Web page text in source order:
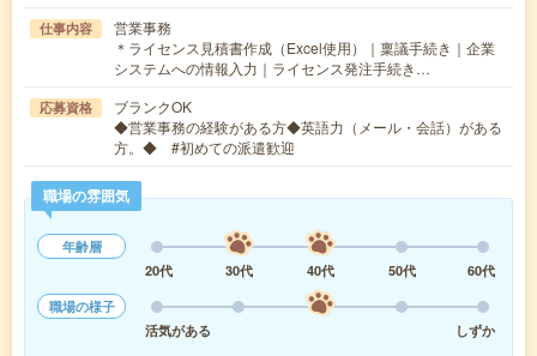
仕事内容
営業事務
＊ライセンス見積書作成（Excel使用）｜稟議手続き｜企業
システムへの情報入力｜ライセンス発注手続き…
応募資格
ブランクOK
◆営業事務の経験がある方◆英語力（メール・会話）がある
方。◆ #初めての派遣歓迎
職場の雰囲気
年齢層
20代
30代 40代 50代
60代
職場の様子
活気がある
しずか